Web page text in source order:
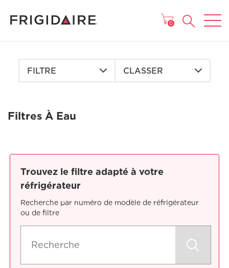
MENU
0
FILTRE CLASSER
Filtres À Eau
Trouvez le filtre adapté à votre
réfrigérateur
Recherche par numéro de modèle de réfrigérateur
ou de filtre